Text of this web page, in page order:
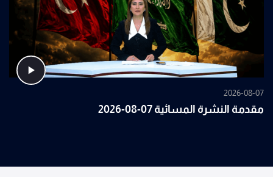
2026-08-07
مقدمة النشرة المسائية 07-08-2026